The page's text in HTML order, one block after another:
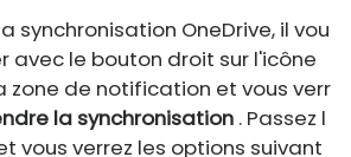
synchronisation OneDrive, il vou
avec le bouton droit sur l'icône
zone de notification et vous verr
la synchronisation . Passez l
vous verrez les options suivant